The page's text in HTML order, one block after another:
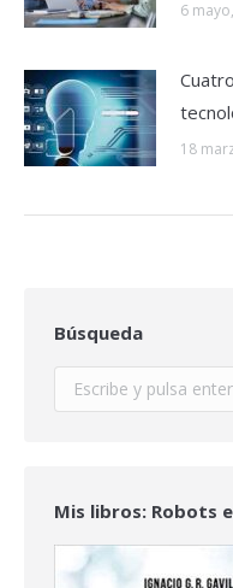
6
18
Búsqueda
Buscar:
Mis libros: Robots